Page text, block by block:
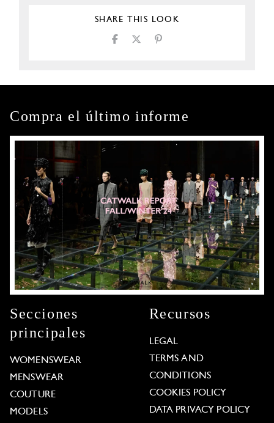
SHARE THIS LOOK
Compra el último informe
Secciones
principales
WOMENSWEAR
MENSWEAR
COUTURE
MODELS
Recursos
LEGAL
TERMS AND
CONDITIONS
COOKIES POLICY
DATA PRIVACY POLICY